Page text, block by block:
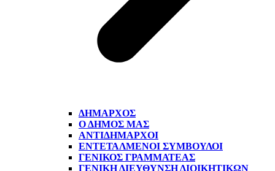
ΔΉΜΑΡΧΟΣ
Ο ΔΗΜΟΣ ΜΑΣ
ΑΝΤΙΔΉΜΑΡΧΟΙ
ΕΝΤΕΤΑΛΜΈΝΟΙ ΣΎΜΒΟΥΛΟΙ
ΓΕΝΙΚΌΣ ΓΡΑΜΜΑΤΈΑΣ
ΓΕΝΙΚΉ ΔΙΕΎΘΥΝΣΗ ΔΙΟΙΚΗΤΙΚΏΝ